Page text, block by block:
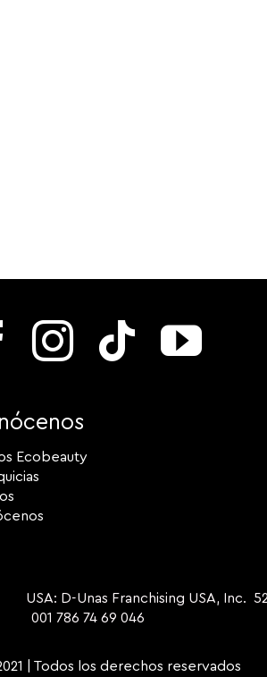
Ecobeauty
D-Unas Franchising USA, Inc.
001 786 74 69 046
| Todos los derechos reservados